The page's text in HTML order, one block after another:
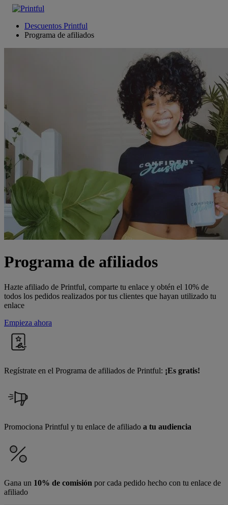
Descuentos Printful
Programa de afiliados
Programa de afiliados
Hazte afiliado de Printful, comparte tu enlace y obtén el 10% de
todos los pedidos realizados por tus clientes que hayan utilizado tu
enlace
Empieza ahora
Regístrate en el Programa de afiliados de Printful: ¡Es gratis!
Promociona Printful y tu enlace de afiliado a tu audiencia
Gana un 10% de comisión por cada pedido hecho con tu enlace de
afiliado